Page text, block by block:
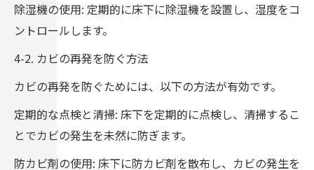
除湿機の使用: 定期的に床下に除湿機を設置し、湿度をコ
ントロールします。
4-2. カビの再発を防ぐ方法
カビの再発を防ぐためには、以下の方法が有効です。
定期的な点検と清掃: 床下を定期的に点検し、清掃するこ
とでカビの発生を未然に防ぎます。
防カビ剤の使用: 床下に防カビ剤を散布し、カビの発生を